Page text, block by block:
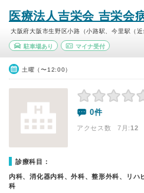
医療法人吉栄会 吉栄会
大阪府大阪市生野区小路（小路駅、今里駅（近
駐車場あり マイナ受付
土曜（〜12:00）
0件
アクセス数 7月:12
診療科目：
内科、消化器内科、外科、整形外科、リハ
科